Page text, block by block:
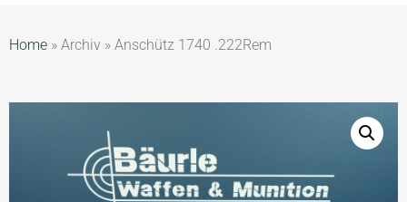
Home » Archiv » Anschütz 1740 .222Rem